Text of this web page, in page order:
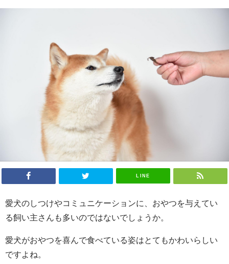
LINE
愛犬のしつけやコミュニケーションに、おやつを与えてい
る飼い主さんも多いのではないでしょうか。
愛犬がおやつを喜んで食べている姿はとてもかわいらしい
ですよね。